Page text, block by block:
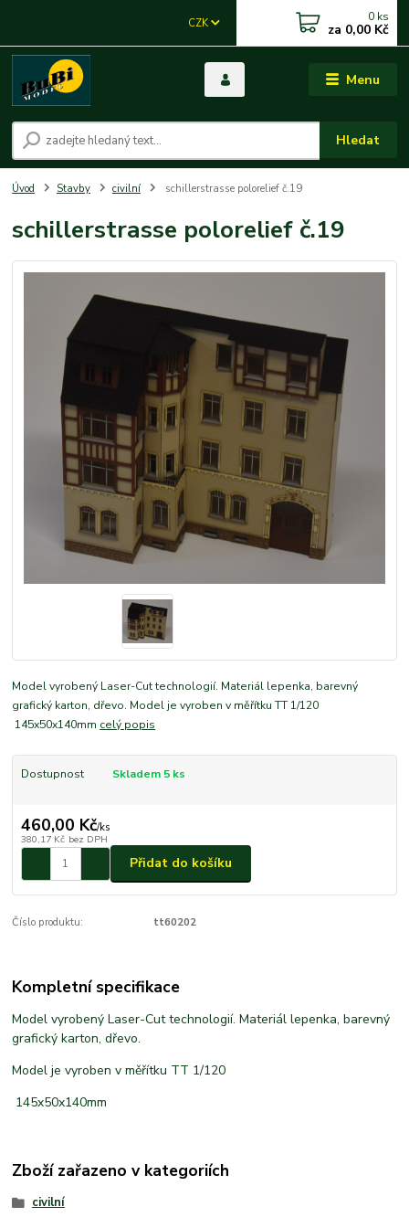
Menu
CZK
Hledat
0 ks
za 0,00 Kč
Úvod Stavby civilní schillerstrasse polorelief č.19
schillerstrasse polorelief č.19
Model vyrobený Laser-Cut technologií. Materiál lepenka, barevný
grafický karton, dřevo. Model je vyroben v měřítku TT 1/120
145x50x140mm celý popis
Dostupnost Skladem 5 ks
460,00 Kč/ks
380,17 Kč bez DPH
Přidat do košíku
Číslo produktu: tt60202
Kompletní specifikace
Model vyrobený Laser-Cut technologií. Materiál lepenka, barevný
grafický karton, dřevo.
Model je vyroben v měřítku TT 1/120
145x50x140mm
Zboží zařazeno v kategoriích
civilní